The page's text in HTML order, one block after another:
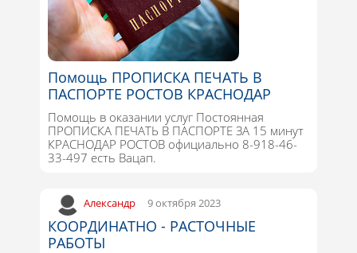
Помощь ПРОПИСКА ПЕЧАТЬ В
ПАСПОРТЕ РОСТОВ КРАСНОДАР
Помощь в оказании услуг Постоянная
ПРОПИСКА ПЕЧАТЬ В ПАСПОРТЕ ЗА 15 минут
КРАСНОДАР РОСТОВ официально 8-918-46-
33-497 есть Вацап.
Александр 9 октября 2023
КООРДИНАТНО - РАСТОЧНЫЕ
РАБОТЫ